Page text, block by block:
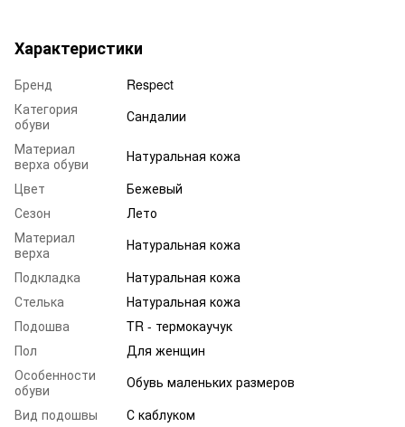
Характеристики
Бренд
Respect
Категория
обуви
Сандалии
Материал
верха обуви
Натуральная кожа
Цвет
Бежевый
Сезон
Лето
Материал
верха
Натуральная кожа
Подкладка
Натуральная кожа
Стелька
Натуральная кожа
Подошва
TR - термокаучук
Пол
Для женщин
Особенности
обуви
Обувь маленьких размеров
Вид подошвы
С каблуком